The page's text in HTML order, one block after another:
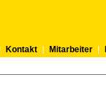
Kontakt Mitarbeiter